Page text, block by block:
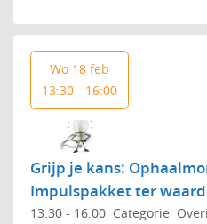
Grijp je kans:
Impulspakket ter
13:30- 16:00 Categorie
Wo 18 feb
13:30 - 16:00